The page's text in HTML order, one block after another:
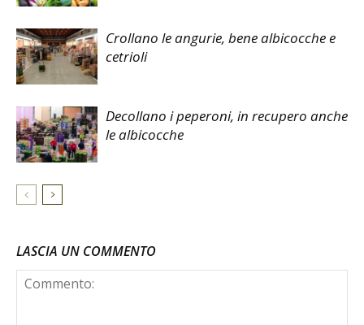
Crollano le angurie, bene albicocche e
cetrioli
Decollano i peperoni, in recupero anche
le albicocche
LASCIA UN COMMENTO